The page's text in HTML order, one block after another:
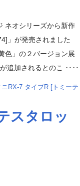
ネオシリーズから新作
」が発売されました
色」の２バージョン展
が追加されるとのこ ‥‥
RX-7 タイプR [トミーテ
スタロッ